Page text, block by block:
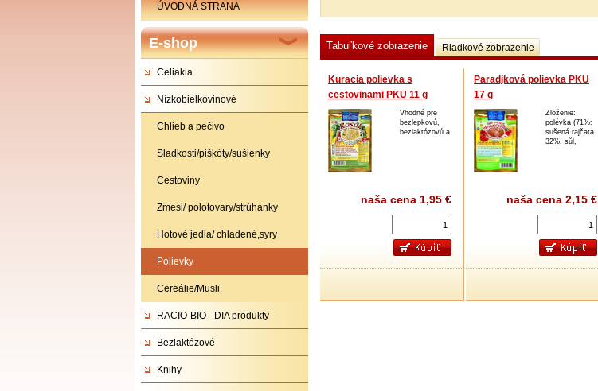
ÚVODNÁ STRANA
E-shop
Celiakia
Nízkobielkovinové
Chlieb a pečivo
Sladkosti/piškóty/sušienky
Cestoviny
Zmesi/ polotovary/strúhanky
Hotové jedla/ chladené,syry
Polievky
Cereálie/Musli
RACIO-BIO - DIA produkty
Bezlaktózové
Knihy
Tabuľkové zobrazenie Riadkové zobrazenie
Kuracia polievka s
cestovinami PKU 11 g
Vhodné pre
bezlepkovú,
bezlaktózovú a
naša cena 1,95 €
Paradjková polievka PKU
17 g
Zloženie:
polévka (71%:
sušená rajčata
32%, sůl,
naša cena 2,15 €